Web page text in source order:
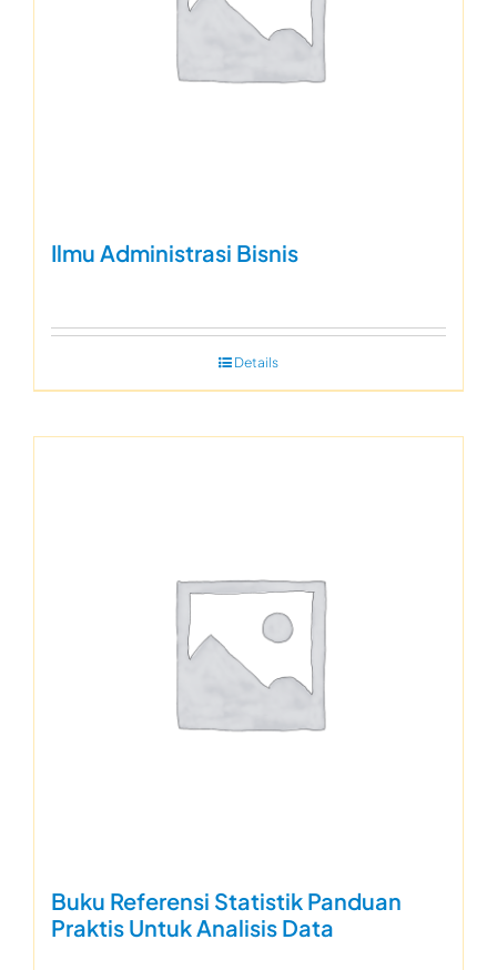
Ilmu Administrasi Bisnis
Details
Buku Referensi Statistik Panduan
Praktis Untuk Analisis Data